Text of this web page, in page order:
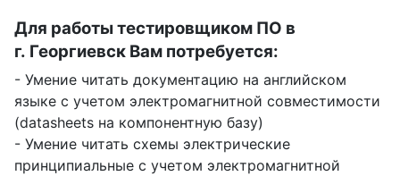
Для работы тестировщиком ПО в
г. Георгиевск Вам потребуется:
- Умение читать документацию на английском
языке с учетом электромагнитной совместимости
(datasheets на компонентную базу)
- Умение читать схемы электрические
принципиальные с учетом электромагнитной